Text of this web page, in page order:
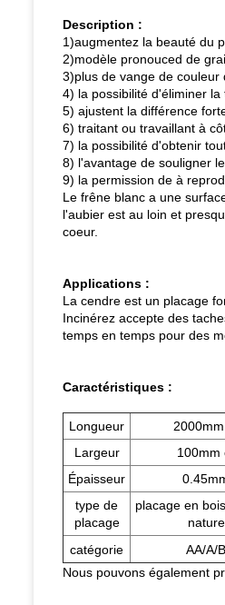
Description :
1)augmentez la beauté du
2)modèle pronouced de
3)plus de vange de
4) la possibilité d'éliminer
5) ajustent la différence
6) traitant ou travaillant à
7) la possibilité d'obtenir
8) l'avantage de souligner
9) la permission de à
Le frêne blanc a une
l'aubier est au loin et
coeur.
Applications :
La cendre est un placage
Incinérez accepte des
temps en temps pour des
Caractéristiques :
Longueur
Largeur
100mm
Épaisseur
type de
placage
placage en
nature
catégorie
AA/A/B
Nous pouvons également